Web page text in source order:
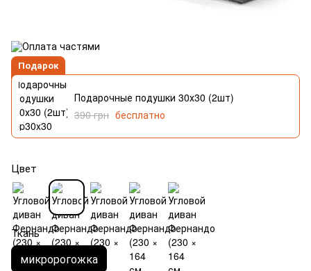
Подарок
Подарочные подушки 30х30 (2шт)
390 грн бесплатно
Цвет
Ткань
микророгожка